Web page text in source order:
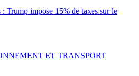
: Trump impose 15% de taxes sur le
ET TRANSPORT